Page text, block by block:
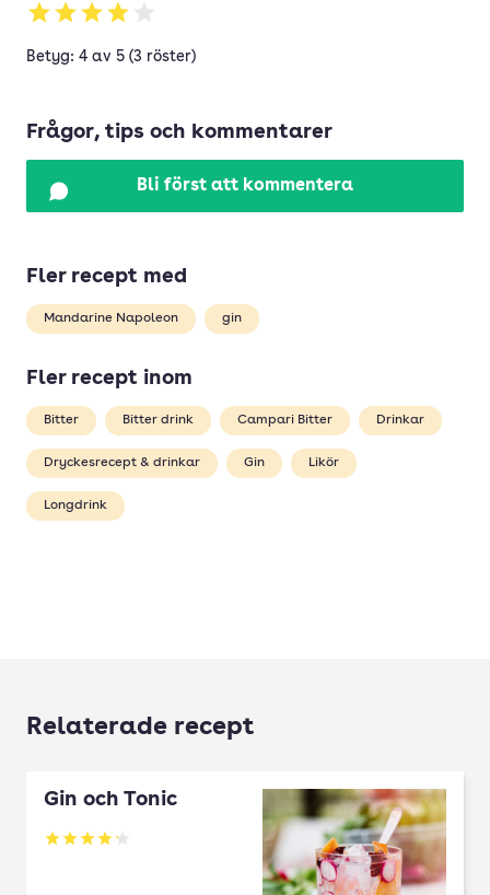
Betyg: 4 av 5 (3 röster)
Frågor, tips och kommentarer
Bli först att kommentera
Fler recept med
Mandarine Napoleon gin
Fler recept inom
Bitter Bitter drink Campari Bitter Drinkar
Dryckesrecept & drinkar Gin Likör
Longdrink
Relaterade recept
Gin och Tonic
Betyg: 4.2 av 5